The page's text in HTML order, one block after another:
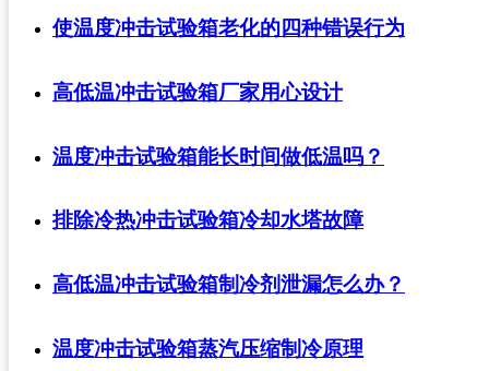
使温度冲击试验箱老化的四种错误行为
高低温冲击试验箱厂家用心设计
温度冲击试验箱能长时间做低温吗？
排除冷热冲击试验箱冷却水塔故障
高低温冲击试验箱制冷剂泄漏怎么办？
温度冲击试验箱蒸汽压缩制冷原理